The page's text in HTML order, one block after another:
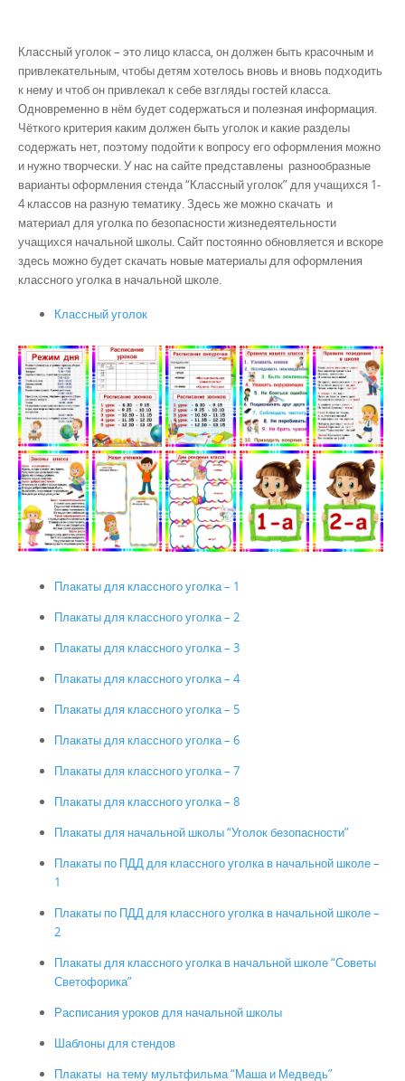
Классный уголок – это лицо класса, он должен быть красочным и
привлекательным, чтобы детям хотелось вновь и вновь подходить
к нему и чтоб он привлекал к себе взгляды гостей класса.
Одновременно в нём будет содержаться и полезная информация.
Чёткого критерия каким должен быть уголок и какие разделы
содержать нет, поэтому подойти к вопросу его оформления можно
и нужно творчески. У нас на сайте представлены разнообразные
варианты оформления стенда “Классный уголок” для учащихся 1-
4 классов на разную тематику. Здесь же можно скачать и
материал для уголка по безопасности жизнедеятельности
учащихся начальной школы. Сайт постоянно обновляется и вскоре
здесь можно будет скачать новые материалы для оформления
классного уголка в начальной школе.
Классный уголок
Плакаты для классного уголка – 1
Плакаты для классного уголка – 2
Плакаты для классного уголка – 3
Плакаты для классного уголка – 4
Плакаты для классного уголка – 5
Плакаты для классного уголка – 6
Плакаты для классного уголка – 7
Плакаты для классного уголка – 8
Плакаты для начальной школы “Уголок безопасности”
Плакаты по ПДД для классного уголка в начальной школе –
1
Плакаты по ПДД для классного уголка в начальной школе –
2
Плакаты для классного уголка в начальной школе “Советы
Светофорика”
Расписания уроков для начальной школы
Шаблоны для стендов
Плакаты на тему мультфильма “Маша и Медведь”